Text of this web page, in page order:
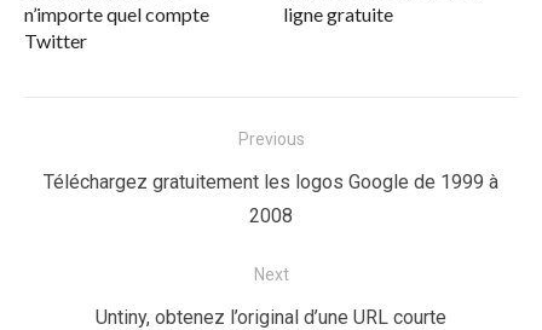
n’importe quel compte
Twitter
ligne gratuite
de
Previous
Previous
Téléchargez gratuitement les logos Google de 1999 à
2008
Next
Next
Untiny, obtenez l’original d’une URL courte